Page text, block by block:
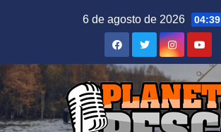
6 de agosto de 2026 04:39